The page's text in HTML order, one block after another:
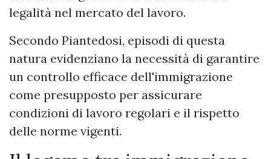
legalità nel mercato del lavoro.
Secondo Piantedosi, episodi di questa
natura evidenziano la necessità di garantire
un controllo efficace dell'immigrazione
come presupposto per assicurare
condizioni di lavoro regolari e il rispetto
delle norme vigenti.